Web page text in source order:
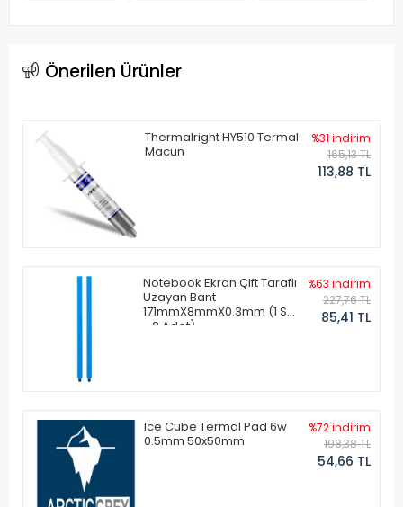
Önerilen Ürünler
Thermalright HY510 Termal
Macun
%31 indirim
165,13 TL
113,88 TL
Notebook Ekran Çift Taraflı
Uzayan Bant
171mmX8mmX0.3mm (1 Set
- 2 Adet)
%63 indirim
227,76 TL
85,41 TL
Ice Cube Termal Pad 6w
0.5mm 50x50mm
%72 indirim
198,38 TL
54,66 TL